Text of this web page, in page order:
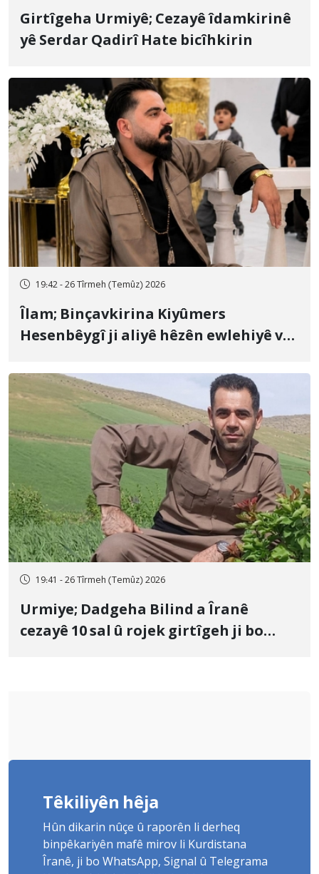
Girtîgeha Urmiyê; Cezayê îdamkirinê
yê Serdar Qadirî Hate bicîhkirin
19:42 - 26 Tîrmeh (Temûz) 2026
Îlam; Binçavkirina Kiyûmers
Hesenbêygî ji aliyê hêzên ewlehiyê ve
19:41 - 26 Tîrmeh (Temûz) 2026
Urmiye; Dadgeha Bilind a Îranê
cezayê 10 sal û rojek girtîgeh ji bo
Têkiliyên hêja
Hûn dikarin nûçe û raporên li derheq
binpêkariyên mafê mirov li Kurdistana
Îranê, ji bo WhatsApp, Signal û Telegrama